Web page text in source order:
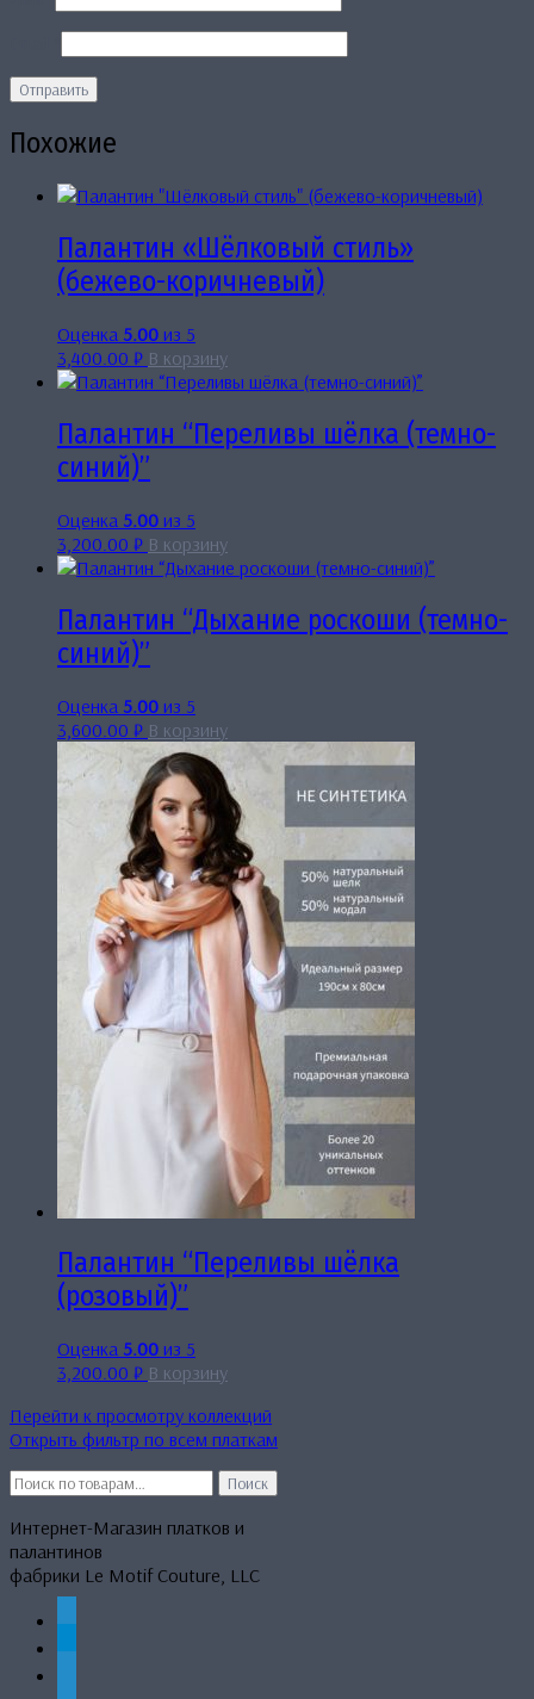
Похожие
Палантин «Шёлковый стиль»
(бежево-коричневый)
Оценка 5.00 из 5
3,400.00 ₽ В корзину
Палантин “Переливы шёлка (темно-
синий)”
Оценка 5.00 из 5
3,200.00 ₽ В корзину
Палантин “Дыхание роскоши (темно-
синий)”
Оценка 5.00 из 5
3,600.00 ₽ В корзину
Палантин “Переливы шёлка
(розовый)”
Оценка 5.00 из 5
3,200.00 ₽ В корзину
Перейти к просмотру коллекций
Открыть фильтр по всем платкам
Искать:
Поиск
Интернет-Магазин платков и
палантинов
фабрики Le Motif Couture, LLC